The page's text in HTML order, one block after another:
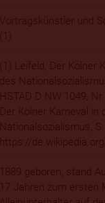
Vortragskünstler und
(1) Leifeld, Der Kölner
des
HSTAD D NW 1049,
Der Kölner Karneval in
Nationalsozialismus, S.
https://
1889 geboren, stand
17 Jahren zum ersten